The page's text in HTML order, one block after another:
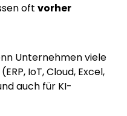
oft vorher
Unternehmen viele
IoT, Cloud, Excel,
auch für KI-